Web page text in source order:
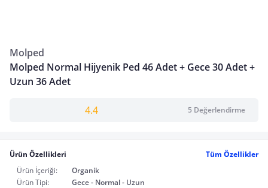
Molped
Molped Normal Hijyenik Ped 46 Adet + Gece 30 Adet +
Uzun 36 Adet
4.4 5 Değerlendirme
Ürün Özellikleri
Tüm Özellikler
Ürün İçeriği:
Organik
Ürün Tipi:
Gece - Normal - Uzun